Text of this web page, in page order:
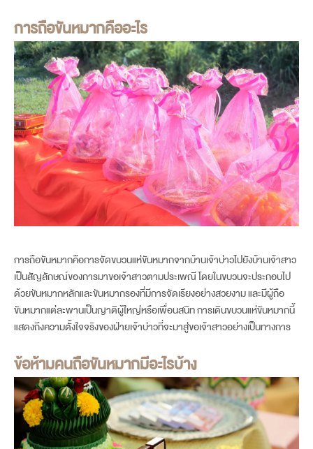
book now
การถือขันหมากคืออะไร
การถือขันหมากคือการจัดขบวนแห่ขันหมากจากบ้านเจ้าบ่าวไปยังบ้านเจ้าสาว
เป็นสัญลักษณ์ของการมาขอเจ้าสาวตามประเพณี โดยในขบวนจะประกอบไป
ด้วยขันหมากหลักและขันหมากรองที่มีการจัดเรียงอย่างสวยงาม และมีผู้ถือ
ขันหมากแต่ละพานเป็นญาติผู้ใหญ่หรือเพื่อนสนิท การเดินขบวนแห่ขันหมากนี้
แสดงถึงความตั้งใจจริงของฝ่ายเจ้าบ่าวที่จะมาสู่ขอเจ้าสาวอย่างเป็นทางการ
ข้อห้ามคนถือขันหมากมีอะไรบ้าง